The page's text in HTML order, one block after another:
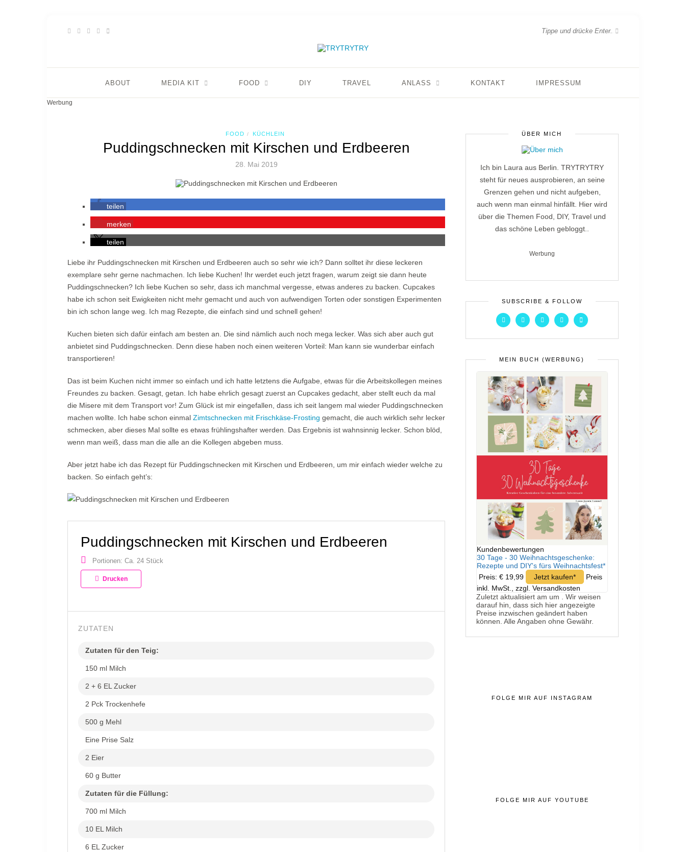
ABOUT MEDIA KIT FOOD DIY TRAVEL ANLASS KONTAKT IMPRESSUM
Werbung
FOOD / KÜCHLEIN
Puddingschnecken mit Kirschen und Erdbeeren
28. Mai 2019
teilen
merken
teilen
Liebe ihr Puddingschnecken mit Kirschen und Erdbeeren auch so sehr wie ich? Dann solltet ihr diese leckeren
exemplare sehr gerne nachmachen. Ich liebe Kuchen! Ihr werdet euch jetzt fragen, warum zeigt sie dann heute
Puddingschnecken? Ich liebe Kuchen so sehr, dass ich manchmal vergesse, etwas anderes zu backen. Cupcakes
habe ich schon seit Ewigkeiten nicht mehr gemacht und auch von aufwendigen Torten oder sonstigen Experimenten
bin ich schon lange weg. Ich mag Rezepte, die einfach sind und schnell gehen!
Kuchen bieten sich dafür einfach am besten an. Die sind nämlich auch noch mega lecker. Was sich aber auch gut
anbietet sind Puddingschnecken. Denn diese haben noch einen weiteren Vorteil: Man kann sie wunderbar einfach
transportieren!
Das ist beim Kuchen nicht immer so einfach und ich hatte letztens die Aufgabe, etwas für die Arbeitskollegen meines
Freundes zu backen. Gesagt, getan. Ich habe ehrlich gesagt zuerst an Cupcakes gedacht, aber stellt euch da mal
die Misere mit dem Transport vor! Zum Glück ist mir eingefallen, dass ich seit langem mal wieder Puddingschnecken
machen wollte. Ich habe schon einmal Zimtschnecken mit Frischkäse-Frosting gemacht, die auch wirklich sehr lecker
schmecken, aber dieses Mal sollte es etwas frühlingshafter werden. Das Ergebnis ist wahnsinnig lecker. Schon blöd,
wenn man weiß, dass man die alle an die Kollegen abgeben muss.
Aber jetzt habe ich das Rezept für Puddingschnecken mit Kirschen und Erdbeeren, um mir einfach wieder welche zu
backen. So einfach geht’s:
Puddingschnecken mit Kirschen und Erdbeeren
Portionen: Ca. 24 Stück
Drucken
ZUTATEN
Zutaten für den Teig:
150 ml Milch
2 + 6 EL Zucker
2 Pck Trockenhefe
500 g Mehl
Eine Prise Salz
2 Eier
60 g Butter
Zutaten für die Füllung:
700 ml Milch
10 EL Milch
6 EL Zucker
ÜBER MICH
Ich bin Laura aus Berlin. TRYTRYTRY
steht für neues ausprobieren, an seine
Grenzen gehen und nicht aufgeben,
auch wenn man einmal hinfällt. Hier wird
über die Themen Food, DIY, Travel und
das schöne Leben gebloggt..
Werbung
SUBSCRIBE & FOLLOW
MEIN BUCH (WERBUNG)
Kundenbewertungen
30 Tage - 30 Weihnachtsgeschenke:
Rezepte und DIY's fürs Weihnachtsfest*
Preis: € 19,99
Jetzt kaufen*
Preis
inkl. MwSt., zzgl. Versandkosten
Zuletzt aktualisiert am um . Wir weisen
darauf hin, dass sich hier angezeigte
Preise inzwischen geändert haben
können. Alle Angaben ohne Gewähr.
FOLGE MIR AUF INSTAGRAM
FOLGE MIR AUF YOUTUBE